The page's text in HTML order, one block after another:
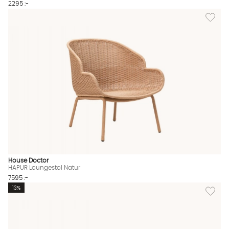
2295 :-
Lägg
House Doctor
HAPUR Loungestol Natur
7595 :-
Lägg
13%